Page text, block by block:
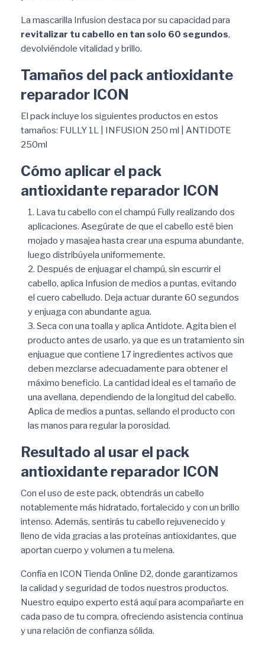
La mascarilla Infusion destaca por su capacidad para
revitalizar tu cabello en tan solo 60 segundos,
devolviéndole vitalidad y brillo.
Tamaños del pack antioxidante
reparador ICON
El pack incluye los siguientes productos en estos
tamaños: FULLY 1L | INFUSION 250 ml | ANTIDOTE
250ml
Cómo aplicar el pack
antioxidante reparador ICON
Lava tu cabello con el champú Fully realizando dos
aplicaciones. Asegúrate de que el cabello esté bien
mojado y masajea hasta crear una espuma abundante,
luego distribúyela uniformemente.
Después de enjuagar el champú, sin escurrir el
cabello, aplica Infusion de medios a puntas, evitando
el cuero cabelludo. Deja actuar durante 60 segundos
y enjuaga con abundante agua.
Seca con una toalla y aplica Antidote. Agita bien el
producto antes de usarlo, ya que es un tratamiento sin
enjuague que contiene 17 ingredientes activos que
deben mezclarse adecuadamente para obtener el
máximo beneficio. La cantidad ideal es el tamaño de
una avellana, dependiendo de la longitud del cabello.
Aplica de medios a puntas, sellando el producto con
las manos para regular la porosidad.
Resultado al usar el pack
antioxidante reparador ICON
Con el uso de este pack, obtendrás un cabello
notablemente más hidratado, fortalecido y con un brillo
intenso. Además, sentirás tu cabello rejuvenecido y
lleno de vida gracias a las proteínas antioxidantes, que
aportan cuerpo y volumen a tu melena.
Confía en ICON Tienda Online D2, donde garantizamos
la calidad y seguridad de todos nuestros productos.
Nuestro equipo experto está aquí para acompañarte en
cada paso de tu compra, ofreciendo asistencia continua
y una relación de confianza sólida.